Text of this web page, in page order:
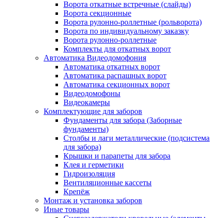
Ворота откатные встречные (слайды)
Ворота секционные
Ворота рулонно-роллетные (рольворота)
Ворота по индивидуальному заказку
Ворота рулонно-роллетные
Комплекты для откатных ворот
Автоматика Видеодомофония
Автоматика откатных ворот
Автоматика распашных ворот
Автоматика секционных ворот
Видеодомофоны
Видеокамеры
Комплектующие для заборов
Фундаменты для забора (Заборные
фундаменты)
Столбы и лаги металлические (подсистема
для забора)
Крышки и парапеты для забора
Клея и герметики
Гидроизоляция
Вентиляционные кассеты
Крепёж
Монтаж и установка заборов
Иные товары